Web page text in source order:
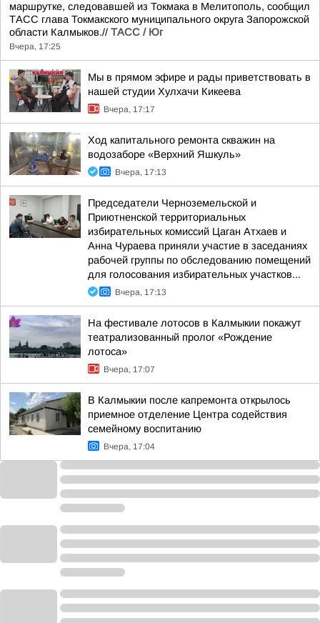
маршрутке, следовавшей из Токмака в Мелитополь, сообщил
ТАСС глава Токмакского муниципального округа Запорожской
области Калмыков.// ТАСС / Юг
Вчера, 17:25
Мы в прямом эфире и рады приветствовать в
нашей студии Хулхачи Кикеева
Вчера, 17:17
Ход капитального ремонта скважин на
водозаборе «Верхний Яшкуль»
Вчера, 17:13
Председатели Черноземельской и
Приютненской территориальных
избирательных комиссий Цаган Атхаев и
Анна Чураева приняли участие в заседаниях
рабочей группы по обследованию помещений
для голосования избирательных участков...
Вчера, 17:13
На фестивале лотосов в Калмыкии покажут
театрализованный пролог «Рождение
лотоса»
Вчера, 17:07
В Калмыкии после капремонта открылось
приемное отделение Центра содействия
семейному воспитанию
Вчера, 17:04